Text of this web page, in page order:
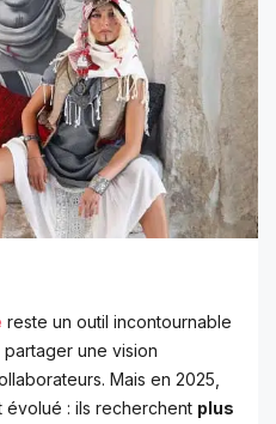
reste un outil incontournable
une vision
Mais en 2025,
évolué : ils recherchent plus